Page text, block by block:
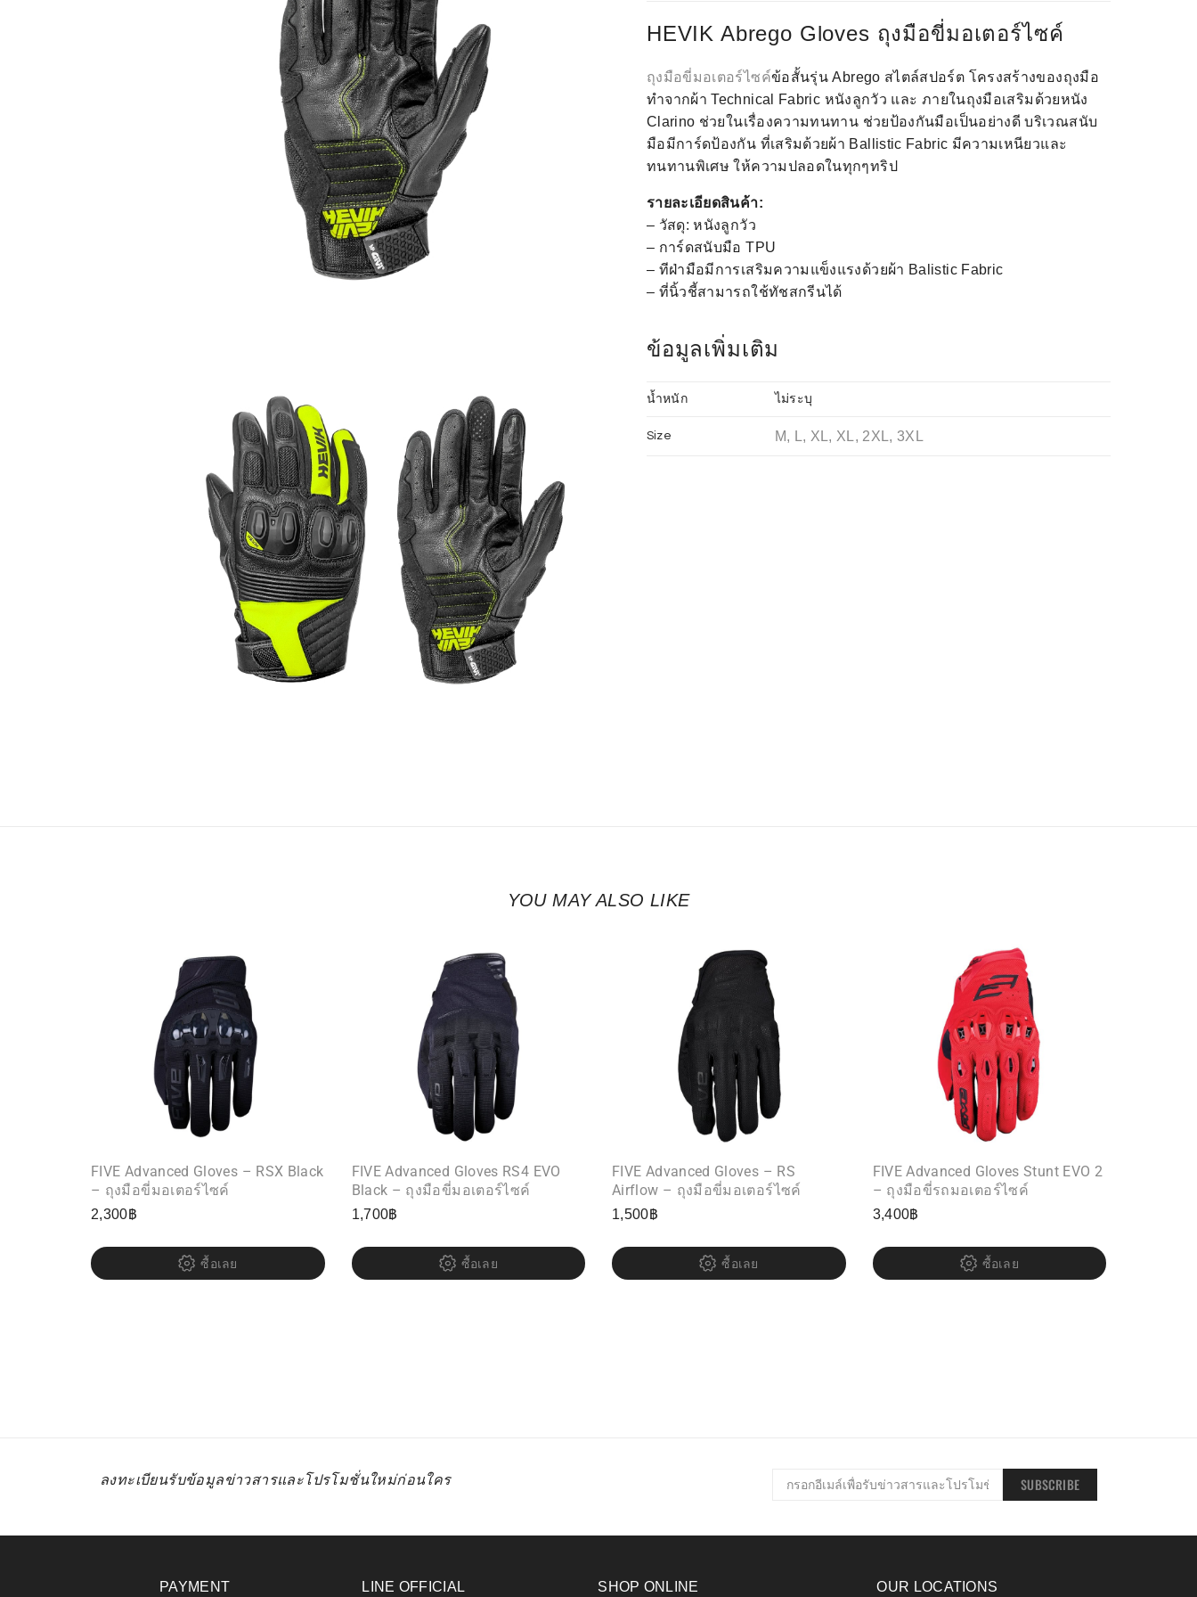
HEVIK Abrego Gloves ถุงมือขี่มอเตอร์ไซค์
ถุงมือขี่มอเตอร์ไซค์ข้อสั้นรุ่น Abrego สไตล์สปอร์ต โครงสร้างของถุงมือ
ทำจากผ้า Technical Fabric หนังลูกวัว และ ภายในถุงมือเสริมด้วยหนัง
Clarino ช่วยในเรื่องความทนทาน ช่วยป้องกันมือเป็นอย่างดี บริเวณสนับ
มือมีการ์ดป้องกัน ที่เสริมด้วยผ้า Ballistic Fabric มีความเหนียวและ
ทนทานพิเศษ ให้ความปลอดในทุกๆทริป
รายละเอียดสินค้า:
– วัสดุ: หนังลูกวัว
– การ์ดสนับมือ TPU
– ทีฝ่ามือมีการเสริมความแข็งแรงด้วยผ้า Balistic Fabric
– ที่นิ้วชี้สามารถใช้ทัชสกรีนได้
ข้อมูลเพิ่มเติม
น้ำหนัก ไม่ระบุ
Size M, L, XL, XL, 2XL, 3XL
YOU MAY ALSO LIKE
FIVE Advanced Gloves – RSX Black
– ถุงมือขี่มอเตอร์ไซค์
2,300฿
ซื้อเลย
FIVE Advanced Gloves RS4 EVO
Black – ถุงมือขี่มอเตอร์ไซค์
1,700฿
ซื้อเลย
FIVE Advanced Gloves – RS
Airflow – ถุงมือขี่มอเตอร์ไซค์
1,500฿
ซื้อเลย
FIVE Advanced Gloves Stunt EVO 2
– ถุงมือขี่รถมอเตอร์ไซค์
3,400฿
ซื้อเลย
ลงทะเบียนรับข้อมูลข่าวสารและโปรโมชั่นใหม่ก่อนใคร SUBSCRIBE
PAYMENT LINE OFFICIAL SHOP ONLINE OUR LOCATIONS